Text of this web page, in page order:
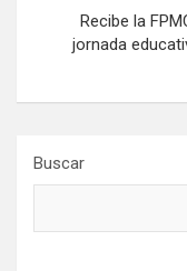
Recibe la
jornada
Buscar